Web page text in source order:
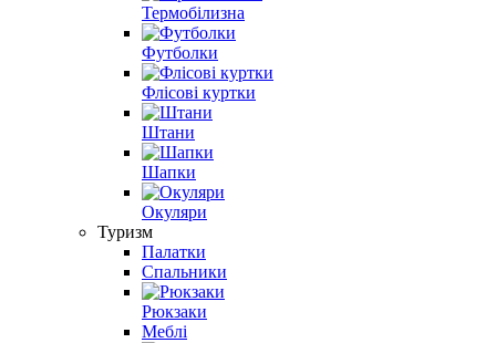
Термобілизна
Футболки
Флісові куртки
Штани
Шапки
Окуляри
Туризм
Палатки
Спальники
Рюкзаки
Меблі